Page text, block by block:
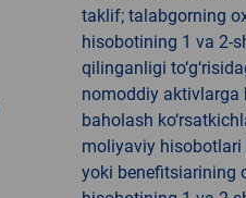
taklif; talabgorning
hisobotining 1 va 2-
qilinganligi
nomoddiy
baholash
moliyaviy hisobotlari
yoki benefitsiarining